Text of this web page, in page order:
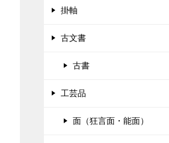
掛軸
古文書
古書
工芸品
面（狂言面・能面）